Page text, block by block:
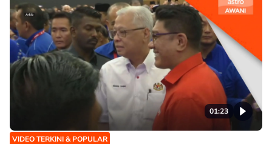
01:23
VIDEO TERKINI & POPULAR